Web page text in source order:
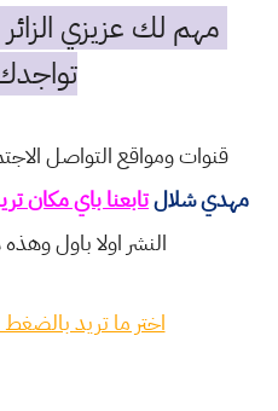
مهم لك عزيزي
قنوات ومواقع التواصل
مهدي شلالتابعنا باي مكان
النشر اولا باول
اختر ما تريد بالضغط